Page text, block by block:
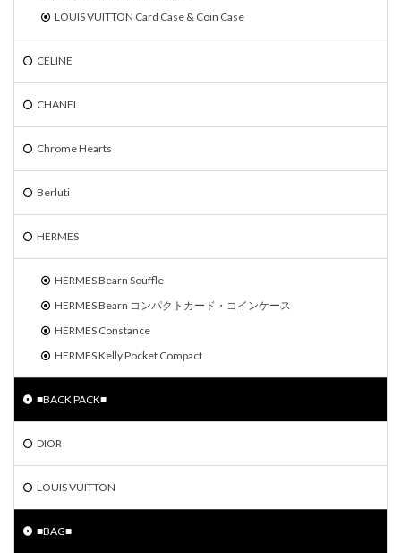
LOUIS VUITTON Card Case & Coin Case
CELINE
CHANEL
Chrome Hearts
Berluti
HERMES
HERMES Bearn Souffle
HERMES Bearn コンパクトカード・コインケース
HERMES Constance
HERMES Kelly Pocket Compact
■BACK PACK■
DIOR
LOUIS VUITTON
■BAG■